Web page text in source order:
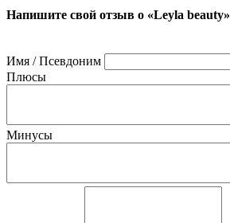
Напишите свой отзыв о «Leyla beauty»
Имя / Псевдоним
Плюсы
Минусы